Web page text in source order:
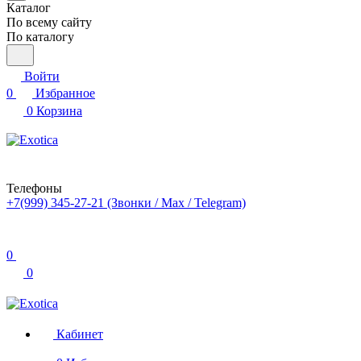
Каталог
По всему сайту
По каталогу
Войти
0
Избранное
0 Корзина
Телефоны
+7(999) 345-27-21 (Звонки / Max / Telegram)
0
0
Кабинет